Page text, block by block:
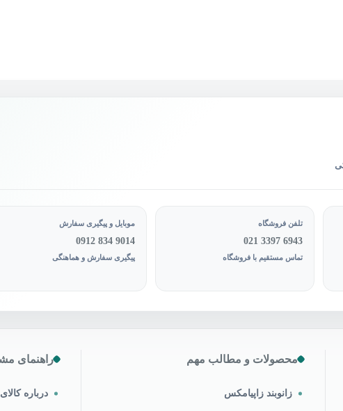
تلفن فروشگاه
021 3397 6943
تماس مستقیم با فروشگاه
موبایل و پیگیری سفارش
0912 834 9014
پیگیری سفارش و هماهنگی
محصولات و مطالب مهم
زانوبند زاپیامکس
راهنمای
درباره